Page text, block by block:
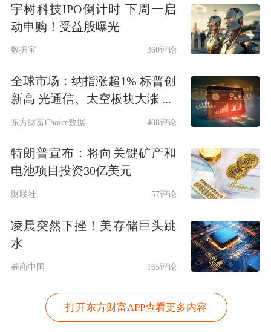
代。
谈商品：金银铜是“避难所”，不交易、
NBD：2026年开年以来，国际金价剧烈
波动，你怎么看？
吉姆·罗杰斯：我建议每个人都应该在
手里握有一些黄金和白银。因为在每个
作用。
如果未来局势恶化，它们将是你
最坚实的“避难所”；而如果一切顺利，
只要你眼光够好，你也很可能通过它们
赚到大钱。总之，无论出于避险还是增
宇树科技IPO倒计时 下周一启
动申购！受益股曝光
数据宝 360评论
全球市场：纳指涨超1% 标普创
新高 光通信、太空板块大涨 ...
东方财富Choice数据 408评论
特朗普宣布：将向关键矿产和
电池项目投资30亿美元
财联社 57评论
凌晨突然下挫！美存储巨头跳
水
券商中国 165评论
打开东方财富APP查看更多内容